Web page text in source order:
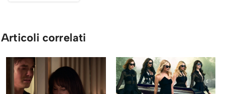
Articoli correlati